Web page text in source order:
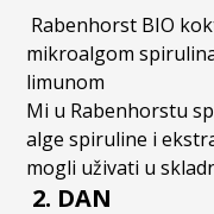
Rabenhorst BIO
mikroalgom
limunom
Mi u Rabenhorstu
alge spiruline i
mogli uživati u
2. DAN